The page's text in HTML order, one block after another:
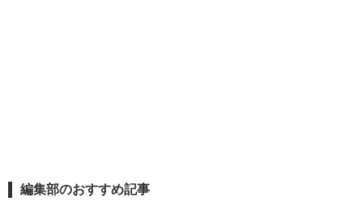
編集部のおすすめ記事